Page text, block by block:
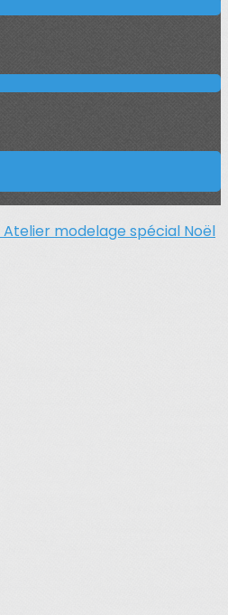
Atelier modelage spécial Noël